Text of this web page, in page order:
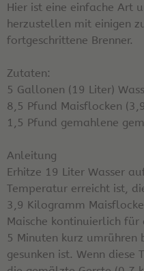
Hier ist eine einfache Art
herzustellen mit einigen
fortgeschrittene Brenner.
Zutaten:
5 Gallonen (19 Liter)
8,5 Pfund Maisflocken
1,5 Pfund gemahlene
Anleitung
Erhitze 19 Liter Wasser
Temperatur erreicht ist,
3,9 Kilogramm
Maische kontinuierlich
5 Minuten kurz umrühren
gesunken ist. Wenn